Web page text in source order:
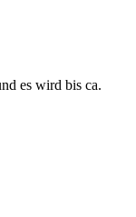
es wird bis ca.